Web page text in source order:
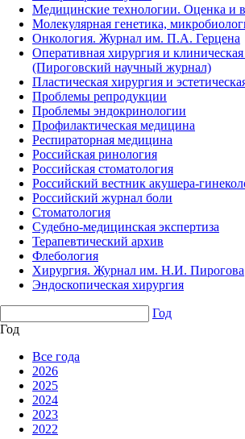
Медицинские технологии. Оценка и
Молекулярная генетика,
Онкология. Журнал им. П.А. Герцена
Оперативная хирургия и
(Пироговский научный журнал)
Пластическая хирургия и
Проблемы репродукции
Проблемы эндокринологии
Профилактическая медицина
Респираторная медицина
Российская ринология
Российская стоматология
Российский вестник акушера-
Российский журнал боли
Стоматология
Судебно-медицинская экспертиза
Терапевтический архив
Флебология
Хирургия. Журнал им. Н.И. Пирогова
Эндоскопическая хирургия
Год
Год
Все года
2026
2025
2024
2023
2022